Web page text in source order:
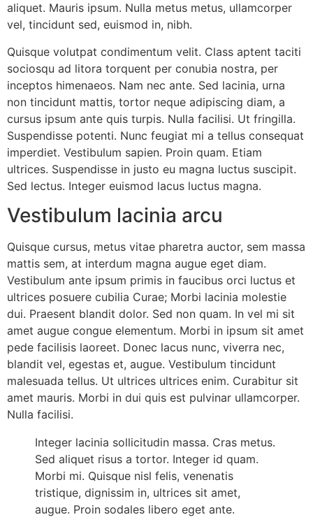
aliquet. Mauris ipsum. Nulla metus metus, ullamcorper
vel, tincidunt sed, euismod in, nibh.
Quisque volutpat condimentum velit. Class aptent taciti
sociosqu ad litora torquent per conubia nostra, per
inceptos himenaeos. Nam nec ante. Sed lacinia, urna
non tincidunt mattis, tortor neque adipiscing diam, a
cursus ipsum ante quis turpis. Nulla facilisi. Ut fringilla.
Suspendisse potenti. Nunc feugiat mi a tellus consequat
imperdiet. Vestibulum sapien. Proin quam. Etiam
ultrices. Suspendisse in justo eu magna luctus suscipit.
Sed lectus. Integer euismod lacus luctus magna.
Vestibulum lacinia arcu
Quisque cursus, metus vitae pharetra auctor, sem massa
mattis sem, at interdum magna augue eget diam.
Vestibulum ante ipsum primis in faucibus orci luctus et
ultrices posuere cubilia Curae; Morbi lacinia molestie
dui. Praesent blandit dolor. Sed non quam. In vel mi sit
amet augue congue elementum. Morbi in ipsum sit amet
pede facilisis laoreet. Donec lacus nunc, viverra nec,
blandit vel, egestas et, augue. Vestibulum tincidunt
malesuada tellus. Ut ultrices ultrices enim. Curabitur sit
amet mauris. Morbi in dui quis est pulvinar ullamcorper.
Nulla facilisi.
Integer lacinia sollicitudin massa. Cras metus.
Sed aliquet risus a tortor. Integer id quam.
Morbi mi. Quisque nisl felis, venenatis
tristique, dignissim in, ultrices sit amet,
augue. Proin sodales libero eget ante.